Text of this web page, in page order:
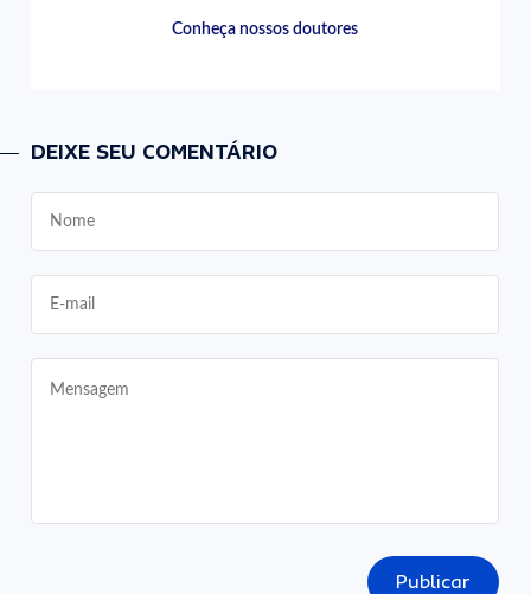
Conheça nossos doutores
DEIXE SEU COMENTÁRIO
Publicar